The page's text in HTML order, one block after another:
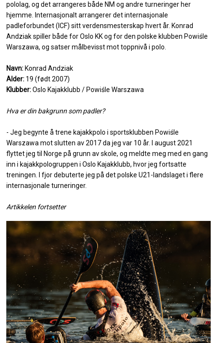
pololag, og det arrangeres både NM og andre turneringer her
hjemme. Internasjonalt arrangerer det internasjonale
padleforbundet (ICF) sitt verdensmesterskap hvert år. Konrad
Andziak spiller både for Oslo KK og for den polske klubben Powiśle
Warszawa, og satser målbevisst mot toppnivå i polo.
Navn: Konrad Andziak
Alder: 19 (født 2007)
Klubber:Oslo Kajakklubb / Powiśle Warszawa
Hva er din bakgrunn som padler?
- Jeg begynte å trene kajakkpolo i sportsklubben Powiśle
Warszawa mot slutten av 2017 da jeg var 10 år. I august 2021
flyttet jeg til Norge på grunn av skole, og meldte meg med en gang
inn i kajakkpologruppen i Oslo Kajakklubb, hvor jeg fortsatte
treningen. I fjor debuterte jeg på det polske U21-landslaget i flere
internasjonale turneringer.
Artikkelen fortsetter